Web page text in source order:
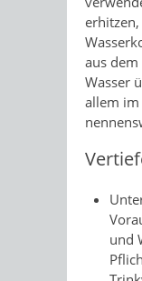
aus
Wasser
allem im
und